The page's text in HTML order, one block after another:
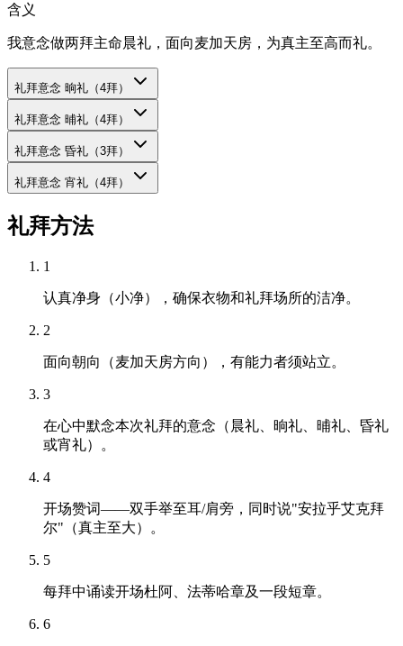
含义
我意念做两拜主命晨礼，面向麦加天房，为真主至高而礼。
礼拜意念 晌礼（4拜）
礼拜意念 晡礼（4拜）
礼拜意念 昏礼（3拜）
礼拜意念 宵礼（4拜）
礼拜方法
1
认真净身（小净），确保衣物和礼拜场所的洁净。
2
面向朝向（麦加天房方向），有能力者须站立。
3
在心中默念本次礼拜的意念（晨礼、晌礼、晡礼、昏礼
或宵礼）。
4
开场赞词——双手举至耳/肩旁，同时说"安拉乎艾克拜
尔"（真主至大）。
5
每拜中诵读开场杜阿、法蒂哈章及一段短章。
6